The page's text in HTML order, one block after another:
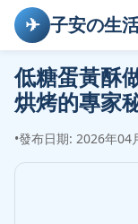
✈ 子安の生
低糖蛋黃酥
烘烤的專家
•發布日期: 2026年04